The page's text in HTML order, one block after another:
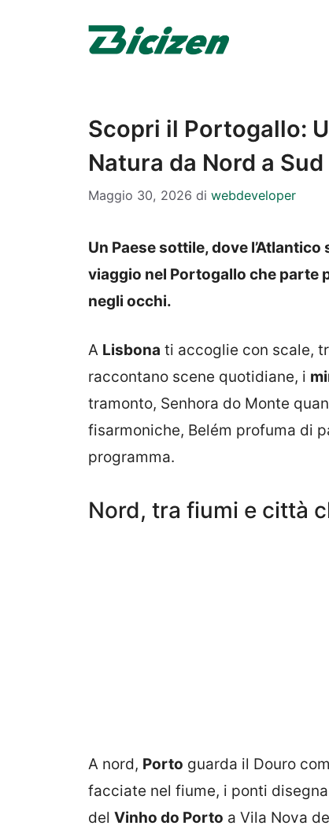
Scopri il Portogallo:
Natura da Nord a Sud
Maggio 30, 2026 di webdeveloper
Un Paese sottile, dove
viaggio nel Portogallo che parte
negli occhi.
A Lisbona ti accoglie con scale,
raccontano scene quotidiane, i
tramonto, Senhora do Monte
fisarmoniche, Belém profuma di
programma.
Nord, tra fiumi e città
A nord, Porto guarda il Douro
facciate nel fiume, i ponti
del Vinho do Porto a Vila Nova